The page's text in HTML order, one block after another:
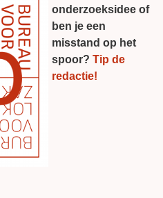
onderzoeksidee of
ben je een
misstand op het
spoor? Tip de
redactie!